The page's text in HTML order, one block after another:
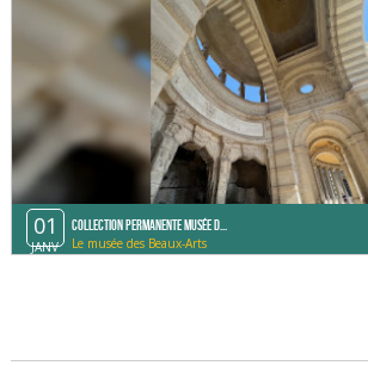
01
JANV
Collection permanente Musée d...
Le musée des Beaux-Arts